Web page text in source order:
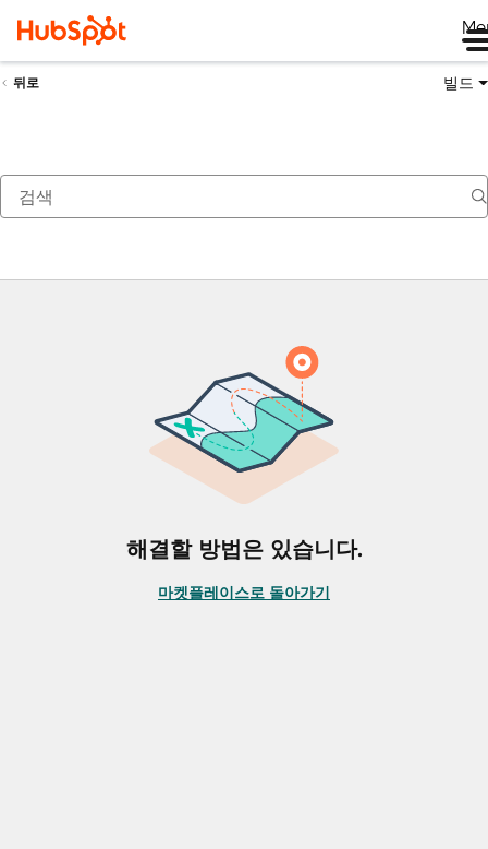
뒤로 빌드
해결할 방법은 있습니다.
마켓플레이스로 돌아가기